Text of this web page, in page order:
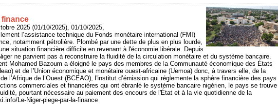
finance
2025 (01/10/2025), 01/10/2025,
l’assistance technique du Fonds monétaire international (FMI)
notamment pétrolière. Plombé par une dette de plus en plus lourde,
situation financière difficile en revenant à l'économie libérale. Depuis
ne parvient pas à reconstruire la fluidité de la circulation monétaire et du système bancaire.
Mohamed Bazoum a éloigné le pays des membres de la Communauté économique des États
et de l’Union économique et monétaire ouest-africaine (Uemoa) donc, à travers elle, de la
l’Afrique de l’Ouest (BCEAO), l'institut d’émission qui réglemente la sphère financière des pays
commerciales et financières qui ont ébranlé le système bancaire nigérien, le pays se trouve
pourtant nécessaire au paiement des encours de l'État et à la vie quotidienne de la
Le-Niger-piege-par-la-finance